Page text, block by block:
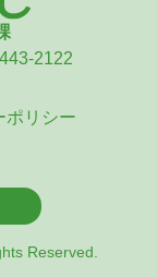
2122
ポリシー
Reserved.